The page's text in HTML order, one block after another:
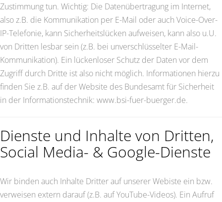
Zustimmung tun. Wichtig: Die Datenübertragung im Internet,
also z.B. die Kommunikation per E-Mail oder auch Voice-Over-
IP-Telefonie, kann Sicherheitslücken aufweisen, kann also u.U.
von Dritten lesbar sein (z.B. bei unverschlüsselter E-Mail-
Kommunikation). Ein lückenloser Schutz der Daten vor dem
Zugriff durch Dritte ist also nicht möglich. Informationen hierzu
finden Sie z.B. auf der Website des Bundesamt für Sicherheit
in der Informationstechnik: www.bsi-fuer-buerger.de.
Dienste und Inhalte von Dritten,
Social Media- & Google-Dienste
Wir binden auch Inhalte Dritter auf unserer Webiste ein bzw.
verweisen extern darauf (z.B. auf YouTube-Videos). Ein Aufruf